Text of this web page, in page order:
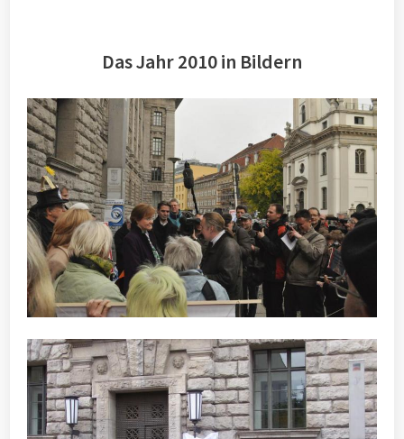
Das Jahr 2010 in Bildern